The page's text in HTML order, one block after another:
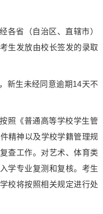
各省（自治区、直辖市）
生发放由校长签发的录取
新生未经同意逾期14天不
照《普通高等学校学生管
精神以及学校学籍管理规
查工作。对艺术、体育类
学专业复测和复核。考生
校将按照相关规定进行处